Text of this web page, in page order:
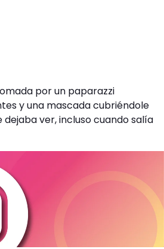
por un paparazzi
y una mascada cubriéndole
dejaba ver, incluso cuando salía